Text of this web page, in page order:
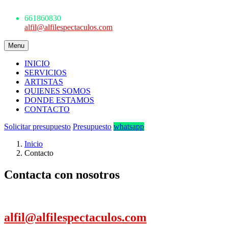
661860830
alfil@alfilespectaculos.com
Menu
INICIO
SERVICIOS
ARTISTAS
QUIENES SOMOS
DONDE ESTAMOS
CONTACTO
Solicitar presupuesto Presupuesto whatsapp
Inicio
Contacto
Contacta con nosotros
alfil@alfilespectaculos.com